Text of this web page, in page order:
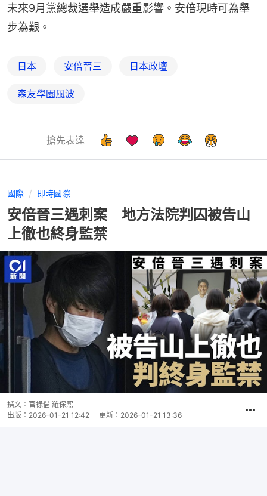
未來9月黨總裁選舉造成嚴重影響。安倍現時可為舉
步為艱。
日本 安倍晉三 日本政壇
森友學園風波
搶先表達
國際 即時國際
安倍晉三遇刺案 地方法院判囚被告山
上徹也終身監禁
撰文： 官祿倡 羅保熙
出版： 2026-01-21 12:42 更新： 2026-01-21 13:36